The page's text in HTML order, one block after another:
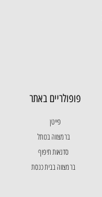
פופולריים באתר
פייטן
בר מצווה בכותל
סדנאות תיפוף
בר מצווה בבית כנסת